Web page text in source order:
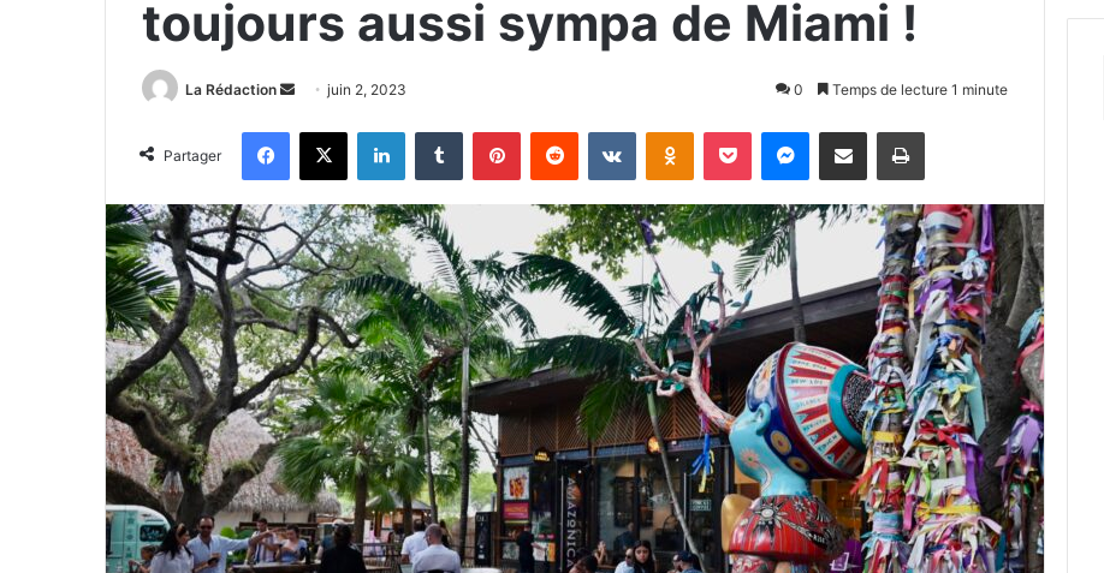
toujours aussi sympa de Miami !
La Rédaction
o
y
e
r
u
n
c
o
u
r
r
i
e
l
juin 2, 2023 0 Temps de lecture 1 minute
Partager